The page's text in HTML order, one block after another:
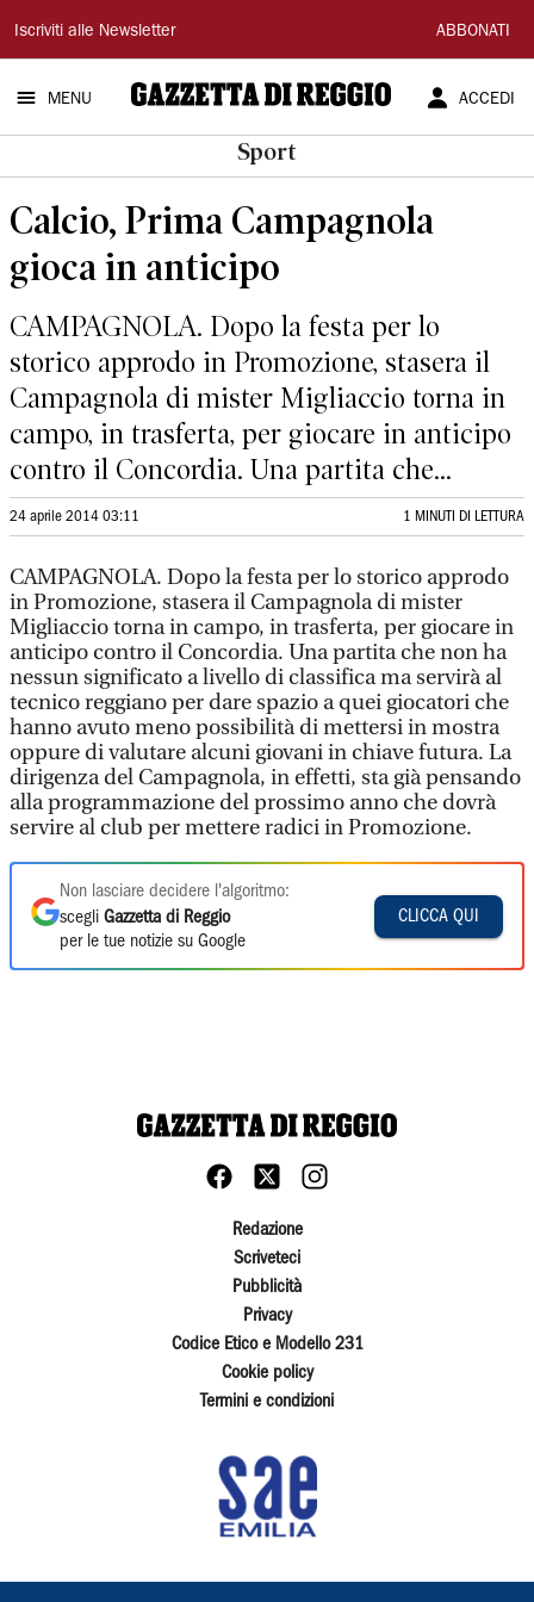
Gazzetta
di
Reggio
Iscriviti alle Newsletter ABBONATI
MENU ACCEDI
Sport
Calcio, Prima Campagnola
gioca in anticipo
CAMPAGNOLA. Dopo la festa per lo
storico approdo in Promozione, stasera il
Campagnola di mister Migliaccio torna in
campo, in trasferta, per giocare in anticipo
contro il Concordia. Una partita che...
24 aprile 2014 03:11 1 MINUTI DI LETTURA
CAMPAGNOLA. Dopo la festa per lo storico approdo
in Promozione, stasera il Campagnola di mister
Migliaccio torna in campo, in trasferta, per giocare in
anticipo contro il Concordia. Una partita che non ha
nessun significato a livello di classifica ma servirà al
tecnico reggiano per dare spazio a quei giocatori che
hanno avuto meno possibilità di mettersi in mostra
oppure di valutare alcuni giovani in chiave futura. La
dirigenza del Campagnola, in effetti, sta già pensando
alla programmazione del prossimo anno che dovrà
servire al club per mettere radici in Promozione.
Non lasciare decidere l'algoritmo:
scegli Gazzetta di Reggio
per le tue notizie su Google
CLICCA QUI
Redazione
Scriveteci
Pubblicità
Privacy
Codice Etico e Modello 231
Cookie policy
Termini e condizioni